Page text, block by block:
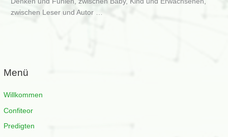
Menü
Willkommen
Confiteor
Predigten
zwischen Leser und Autor …